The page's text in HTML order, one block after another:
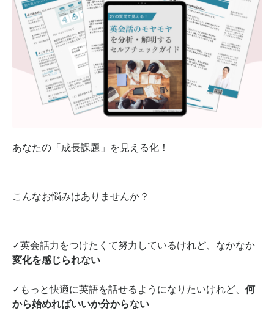
あなたの「成長課題」を見える化！
こんなお悩みはありませんか？
✓英会話力をつけたくて努力しているけれど、なかなか
変化を感じられない
✓もっと快適に英語を話せるようになりたいけれど、 何
から始めればいいか分からない